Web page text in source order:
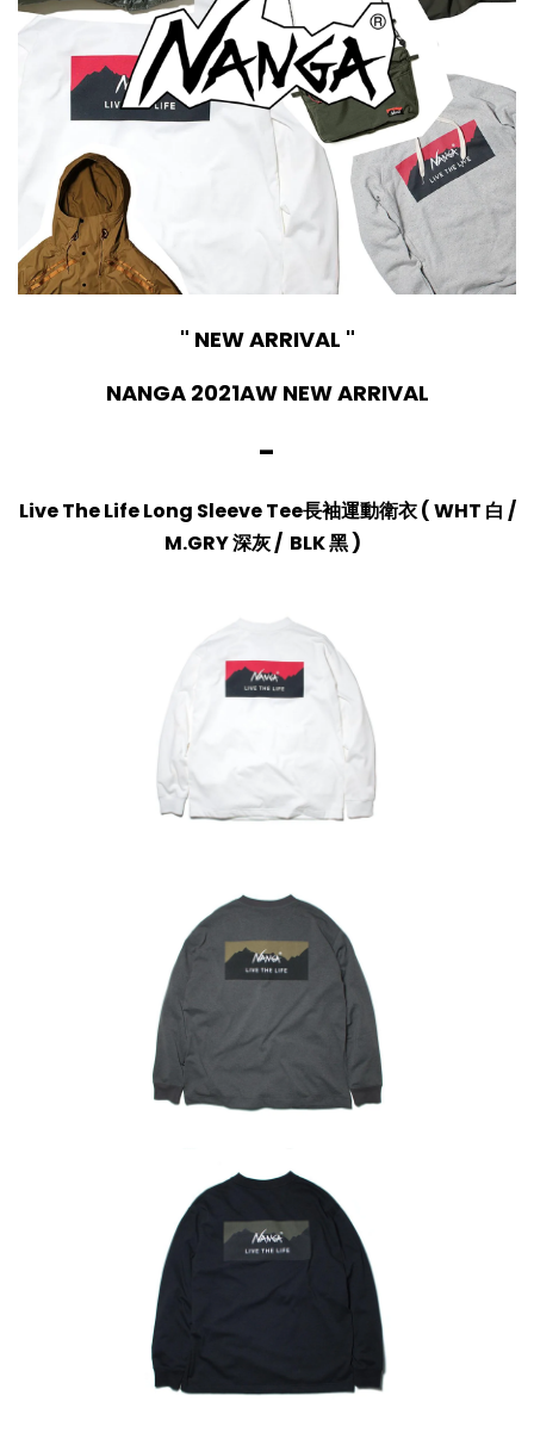
" NEW ARRIVAL "
NANGA 2021AW NEW ARRIVAL
-
Live The Life Long Sleeve Tee長袖運動衛衣(WHT 白 /
M.GRY 深灰 / BLK 黑 )